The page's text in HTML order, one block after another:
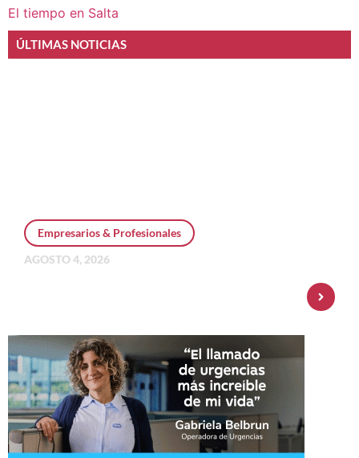
El tiempo en Salta
ÚLTIMAS NOTICIAS
Empresarios & Profesionales
AGOSTO 4, 2026